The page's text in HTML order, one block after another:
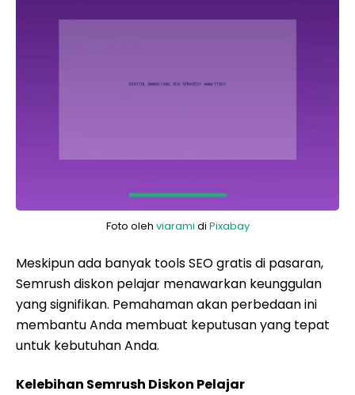
Foto oleh viarami di Pixabay
Meskipun ada banyak tools SEO gratis di pasaran,
Semrush diskon pelajar menawarkan keunggulan
yang signifikan. Pemahaman akan perbedaan ini
membantu Anda membuat keputusan yang tepat
untuk kebutuhan Anda.
Kelebihan Semrush Diskon Pelajar